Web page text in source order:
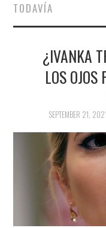
FINANCE
NEWS
POLITICS
SOCIETY
SPORTS
TECHNOLOGY
TODAVÍA
¿IVANKA
LOS OJOS
SEPTEMBER 21, 2021